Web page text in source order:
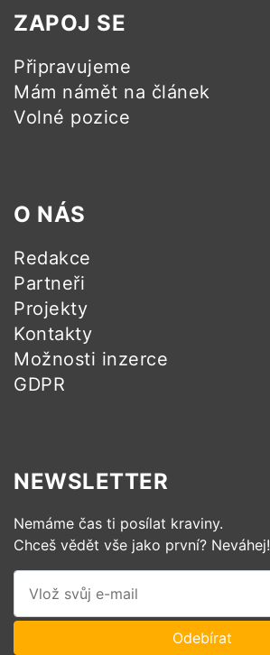
ZAPOJ SE
Připravujeme
Mám námět na článek
Volné pozice
O NÁS
Redakce
Partneři
Projekty
Kontakty
Možnosti inzerce
GDPR
NEWSLETTER
Nemáme čas ti posílat kraviny.
Chceš vědět vše jako první? Neváhej!